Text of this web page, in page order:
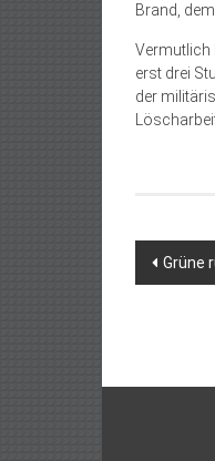
Brand,
Vermutlich
erst drei
der
Grüne